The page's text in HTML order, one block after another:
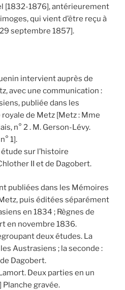
[1832-1876], antérieurement
qui vient d’être reçu à
septembre 1857].
intervient auprès de
avec une communication :
publiée dans les
de Metz [Metz : Mme
n° 2 . M. Gerson-Lévy.
1].
sur l’histoire
II et de Dagobert.
publiées dans les Mémoires
puis éditées séparément
en 1834 ; Règnes de
en novembre 1836.
deux études. La
Austrasiens ; la seconde :
Dagobert.
Deux parties en un
gravée.